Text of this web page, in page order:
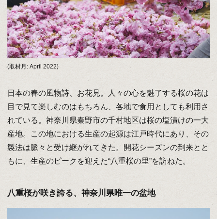
(取材月: April 2022)
日本の春の風物詩、お花見。人々の心を魅了する桜の花は
目で見て楽しむのはもちろん、各地で食用としても利用さ
れている。神奈川県秦野市の千村地区は桜の塩漬けの一大
産地。この地における生産の起源は江戸時代にあり、その
製法は脈々と受け継がれてきた。開花シーズンの到来とと
もに、生産のピークを迎えた“八重桜の里”を訪ねた。
八重桜が咲き誇る、神奈川県唯一の盆地